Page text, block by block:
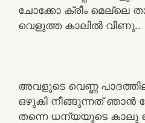
ചോക്കോ ക്രീം മെല്ലെ
വെളുത്ത കാലിൽ വീണു..
അവളുടെ വെണ്ണ
ഒഴുകി നീങ്ങുന്നത് ഞാൻ
തന്നെ ധന്യയുടെ കാലു